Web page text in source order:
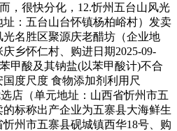
，很快分化，12.忻州五台山风光
：五台山台怀镇杨柏峪村）发卖
名胜区聚源庆老醋坊（企业地
乡怀仁村、购进日期2025-09-
甲酸及其钠盐(以苯甲酸计)不合
国度尺度 食物添加剂利用尺
店（单元地址：山西省忻州市五
标称出产企业为五寨县大海鲜生
州市五寨县砚城镇西华18号、购